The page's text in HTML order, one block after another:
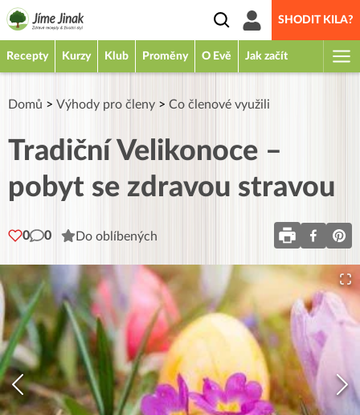
SHODIT KILA?
Recepty Kurzy Klub Proměny O Evě Jak začít
Domů > Výhody pro členy > Co členové využili
Tradiční Velikonoce –
pobyt se zdravou stravou
0 0 Do oblíbených